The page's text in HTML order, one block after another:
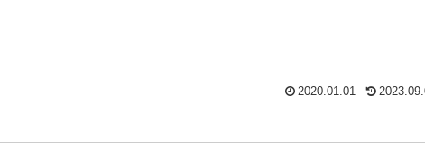
2020.01.01